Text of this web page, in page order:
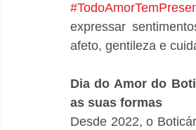
expressar
afeto, gentileza e
Dia do Amor do
as suas formas
Desde 2022, o